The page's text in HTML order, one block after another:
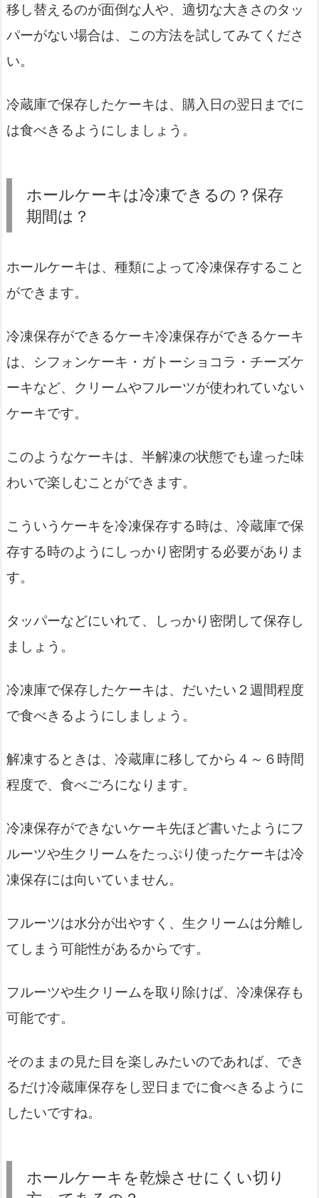
移し替えるのが面倒な人や、適切な大きさのタッ
パーがない場合は、この方法を試してみてくださ
い。
冷蔵庫で保存したケーキは、購入日の翌日までに
は食べきるようにしましょう。
ホールケーキは冷凍できるの？保存
期間は？
ホールケーキは、種類によって冷凍保存すること
ができます。
冷凍保存ができるケーキ冷凍保存ができるケーキ
は、シフォンケーキ・ガトーショコラ・チーズケ
ーキなど、クリームやフルーツが使われていない
ケーキです。
このようなケーキは、半解凍の状態でも違った味
わいで楽しむことができます。
こういうケーキを冷凍保存する時は、冷蔵庫で保
存する時のようにしっかり密閉する必要がありま
す。
タッパーなどにいれて、しっかり密閉して保存し
ましょう。
冷凍庫で保存したケーキは、だいたい２週間程度
で食べきるようにしましょう。
解凍するときは、冷蔵庫に移してから４～６時間
程度で、食べごろになります。
冷凍保存ができないケーキ先ほど書いたようにフ
ルーツや生クリームをたっぷり使ったケーキは冷
凍保存には向いていません。
フルーツは水分が出やすく、生クリームは分離し
てしまう可能性があるからです。
フルーツや生クリームを取り除けば、冷凍保存も
可能です。
そのままの見た目を楽しみたいのであれば、でき
るだけ冷蔵庫保存をし翌日までに食べきるように
したいですね。
ホールケーキを乾燥させにくい切り